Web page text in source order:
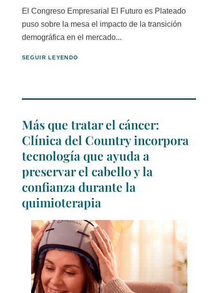
El Congreso Empresarial El Futuro es Plateado
puso sobre la mesa el impacto de la transición
demográfica en el mercado...
SEGUIR LEYENDO
Más que tratar el cáncer:
Clínica del Country incorpora
tecnología que ayuda a
preservar el cabello y la
confianza durante la
quimioterapia